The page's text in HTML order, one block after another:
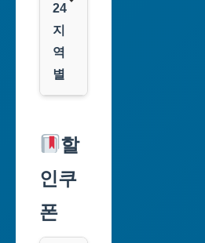
24
지
역
별
울
특
별
부
할
인쿠
폰